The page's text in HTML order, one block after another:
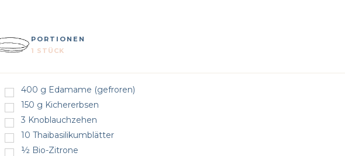
PORTIONEN
1 STÜCK
400 g Edamame (gefroren)
150 g Kichererbsen
3 Knoblauchzehen
10 Thaibasilikumblätter
½ Bio-Zitrone